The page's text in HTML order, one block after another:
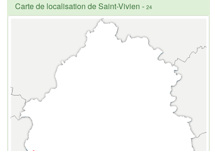
Carte de localisation de Saint-Vivien - 24